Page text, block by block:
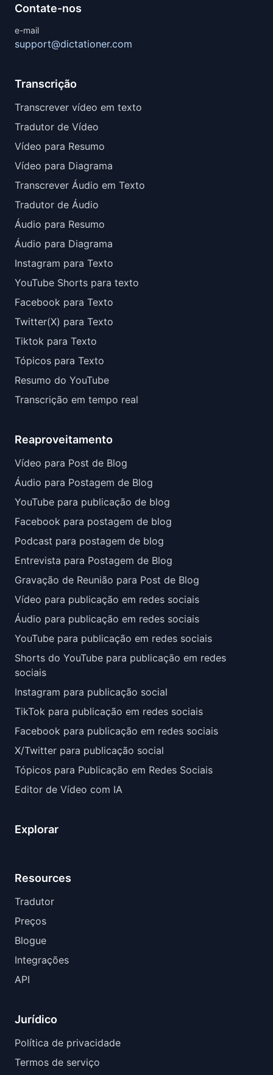
Contate-nos
e-mail
support@dictationer.com
Transcrição
Transcrever vídeo em texto
Tradutor de Vídeo
Vídeo para Resumo
Vídeo para Diagrama
Transcrever Áudio em Texto
Tradutor de Áudio
Áudio para Resumo
Áudio para Diagrama
Instagram para Texto
YouTube Shorts para texto
Facebook para Texto
Twitter(X) para Texto
Tiktok para Texto
Tópicos para Texto
Resumo do YouTube
Transcrição em tempo real
Reaproveitamento
Vídeo para Post de Blog
Áudio para Postagem de Blog
YouTube para publicação de blog
Facebook para postagem de blog
Podcast para postagem de blog
Entrevista para Postagem de Blog
Gravação de Reunião para Post de Blog
Vídeo para publicação em redes sociais
Áudio para publicação em redes sociais
YouTube para publicação em redes sociais
Shorts do YouTube para publicação em redes
sociais
Instagram para publicação social
TikTok para publicação em redes sociais
Facebook para publicação em redes sociais
X/Twitter para publicação social
Tópicos para Publicação em Redes Sociais
Editor de Vídeo com IA
Explorar
Resources
Tradutor
Preços
Blogue
Integrações
API
Jurídico
Política de privacidade
Termos de serviço